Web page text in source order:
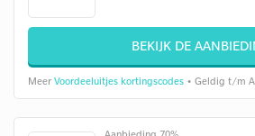
BEKIJK DE
Meer Voordeeluitjes kortingscodes • Geldig t/m